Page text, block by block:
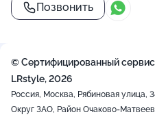
Позвонить
© Сертифицированный
LRstyle, 2026
Россия, Москва, Рябиновая улица,
Округ ЗАО, Район Очаково-